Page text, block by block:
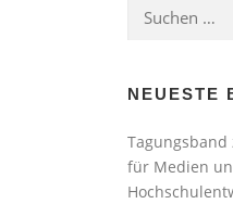
nach:
NEUESTE
Tagungsband
für Medien